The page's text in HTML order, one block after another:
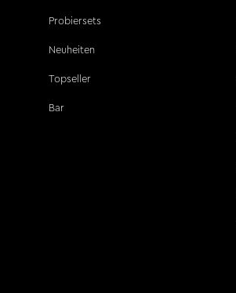
Probiersets
Neuheiten
Topseller
Bar